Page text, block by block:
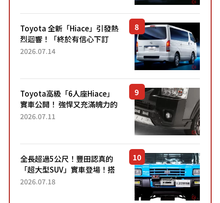
「三...
Toyota 全新「Hiace」引發熱
烈迴響！「終於有信心下訂
了！」「哪個等級交車最
車？...
2026.07.14
Toyota高級「6人座Hiace」
實車公開！ 強悍又充滿魄力的
「全黑設計」搭配特別「豪華
2026.07.11
全長超過5公尺！豐田認真的
「超大型SUV」實車登場！搭
載後輪也會轉向的「四輪轉
2026.07.18